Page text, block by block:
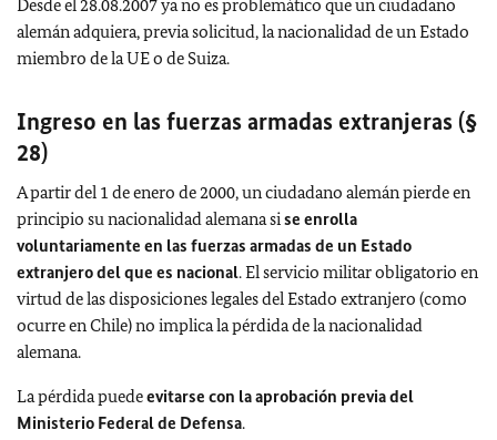
Desde el 28.08.2007 ya no es problemático que un ciudadano
alemán adquiera, previa solicitud, la nacionalidad de un Estado
miembro de la UE o de Suiza.
Ingreso en las fuerzas armadas extranjeras (§
28)
A partir del 1 de enero de 2000, un ciudadano alemán pierde en
principio su nacionalidad alemana sise enrolla
voluntariamente en las fuerzas armadas de un Estado
extranjero del que es nacional. El servicio militar obligatorio en
virtud de las disposiciones legales del Estado extranjero (como
ocurre en Chile) no implica la pérdida de la nacionalidad
alemana.
La pérdida puedeevitarse con la aprobación previa del
Ministerio Federal de Defensa.